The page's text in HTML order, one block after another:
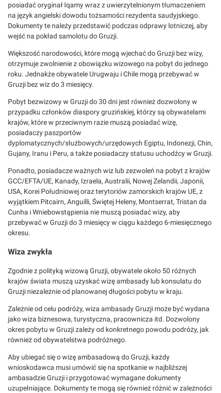
posiadać oryginał Iqamy wraz z uwierzytelnionym tłumaczeniem
na język angielski dowodu tożsamości rezydenta saudyjskiego.
Dokumenty te należy przedstawić podczas odprawy lotniczej, aby
wejść na pokład samolotu do Gruzji.
Większość narodowości, które mogą wjechać do Gruzji bez wizy,
otrzymuje zwolnienie z obowiązku wizowego na pobyt do jednego
roku. Jednakże obywatele Urugwaju i Chile mogą przebywać w
Gruzji bez wiz do 3 miesięcy.
Pobyt bezwizowy w Gruzji do 30 dni jest również dozwolony w
przypadku członków diaspory gruzińskiej, którzy są obywatelami
krajów, które w przeciwnym razie muszą posiadać wizę,
posiadaczy paszportów
dyplomatycznych/służbowych/urzędowych Egiptu, Indonezji, Chin,
Gujany, Iranu i Peru, a także posiadaczy statusu uchodźcy w Gruzji.
Ponadto, posiadacze ważnych wiz lub zezwoleń na pobyt z krajów
GCC/EFTA/UE, Kanady, Izraela, Australii, Nowej Zelandii, Japonii,
USA, Korei Południowej oraz terytoriów zamorskich krajów UE, z
wyjątkiem Pitcairn, Anguilli, Świętej Heleny, Montserrat, Tristan da
Cunha i Wniebowstąpienia nie muszą posiadać wizy, aby
przebywać w Gruzji do 3 miesięcy w ciągu każdego 6-miesięcznego
okresu.
Wiza zwykła
Zgodnie z polityką wizową Gruzji, obywatele około 50 różnych
krajów świata muszą uzyskać wizę ambasady lub konsulatu do
Gruzji niezależnie od planowanej długości pobytu w kraju.
Zależnie od celu podróży, wiza ambasady Gruzji może być wydana
jako wiza biznesowa, turystyczna, pracownicza itd. Dozwolony
okres pobytu w Gruzji zależy od konkretnego powodu podróży, jak
również od obywatelstwa podróżnego.
Aby ubiegać się o wizę ambasadową do Gruzji, każdy
wnioskodawca musi umówić się na spotkanie w najbliższej
ambasadzie Gruzji i przygotować wymagane dokumenty
uzupełniające. Dokumenty te mogą się również różnić w zależności